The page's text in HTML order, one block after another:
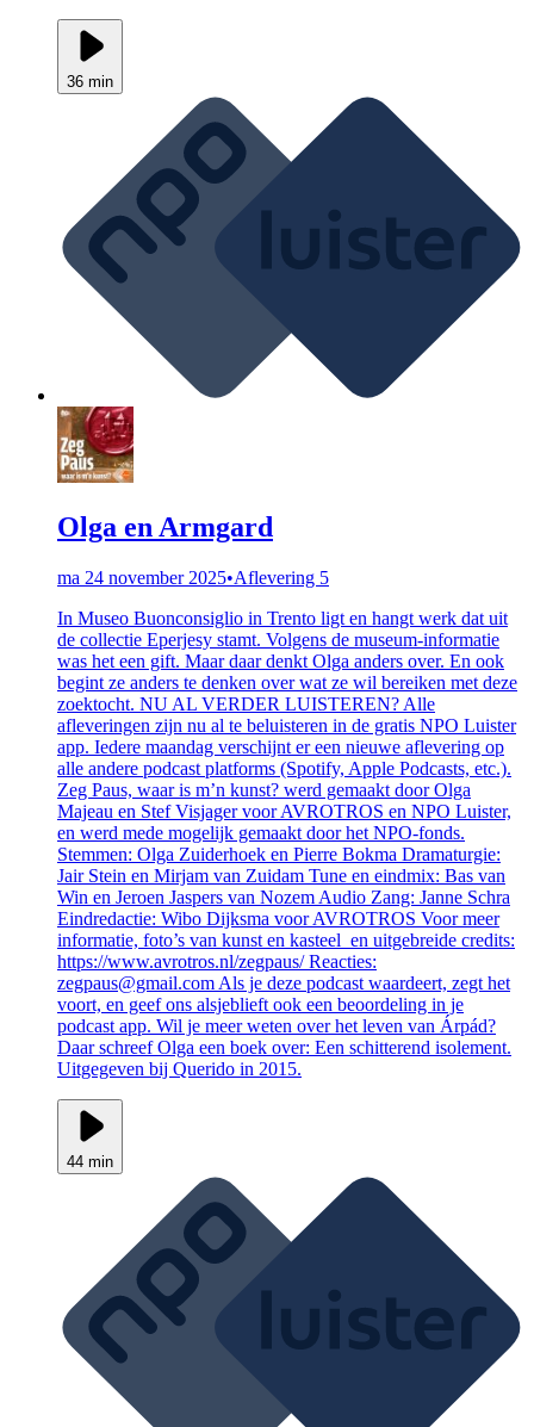
36 min
Olga en Armgard
ma 24 november 2025•Aflevering 5
In Museo Buonconsiglio in Trento ligt en hangt werk dat uit
de collectie Eperjesy stamt. Volgens de museum-informatie
was het een gift. Maar daar denkt Olga anders over. En ook
begint ze anders te denken over wat ze wil bereiken met deze
zoektocht. NU AL VERDER LUISTEREN? Alle
afleveringen zijn nu al te beluisteren in de gratis NPO Luister
app. Iedere maandag verschijnt er een nieuwe aflevering op
alle andere podcast platforms (Spotify, Apple Podcasts, etc.).
Zeg Paus, waar is m’n kunst? werd gemaakt door Olga
Majeau en Stef Visjager voor AVROTROS en NPO Luister,
en werd mede mogelijk gemaakt door het NPO-fonds.
Stemmen: Olga Zuiderhoek en Pierre Bokma Dramaturgie:
Jair Stein en Mirjam van Zuidam Tune en eindmix: Bas van
Win en Jeroen Jaspers van Nozem Audio Zang: Janne Schra
Eindredactie: Wibo Dijksma voor AVROTROS Voor meer
informatie, foto’s van kunst en kasteel en uitgebreide credits:
https://www.avrotros.nl/zegpaus/ Reacties:
zegpaus@gmail.com Als je deze podcast waardeert, zegt het
voort, en geef ons alsjeblieft ook een beoordeling in je
podcast app. Wil je meer weten over het leven van Árpád?
Daar schreef Olga een boek over: Een schitterend isolement.
Uitgegeven bij Querido in 2015.
44 min